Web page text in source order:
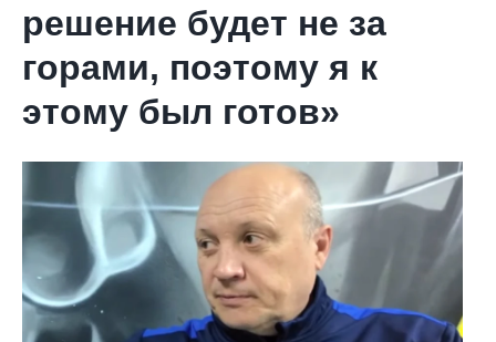
решение будет не за
горами, поэтому я к
этому был готов»